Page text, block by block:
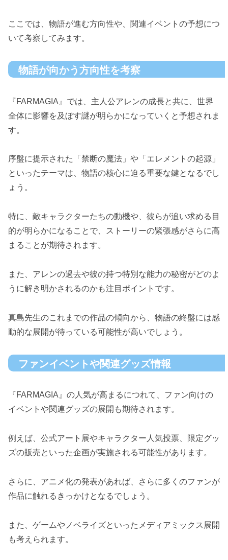
ここでは、物語が進む方向性や、関連イベントの予想につ
いて考察してみます。
物語が向かう方向性を考察
『FARMAGIA』では、主人公アレンの成長と共に、世界
全体に影響を及ぼす謎が明らかになっていくと予想されま
す。
序盤に提示された「禁断の魔法」や「エレメントの起源」
といったテーマは、物語の核心に迫る重要な鍵となるでし
ょう。
特に、敵キャラクターたちの動機や、彼らが追い求める目
的が明らかになることで、ストーリーの緊張感がさらに高
まることが期待されます。
また、アレンの過去や彼の持つ特別な能力の秘密がどのよ
うに解き明かされるのかも注目ポイントです。
真島先生のこれまでの作品の傾向から、物語の終盤には感
動的な展開が待っている可能性が高いでしょう。
ファンイベントや関連グッズ情報
『FARMAGIA』の人気が高まるにつれて、ファン向けの
イベントや関連グッズの展開も期待されます。
例えば、公式アート展やキャラクター人気投票、限定グッ
ズの販売といった企画が実施される可能性があります。
さらに、アニメ化の発表があれば、さらに多くのファンが
作品に触れるきっかけとなるでしょう。
また、ゲームやノベライズといったメディアミックス展開
も考えられます。